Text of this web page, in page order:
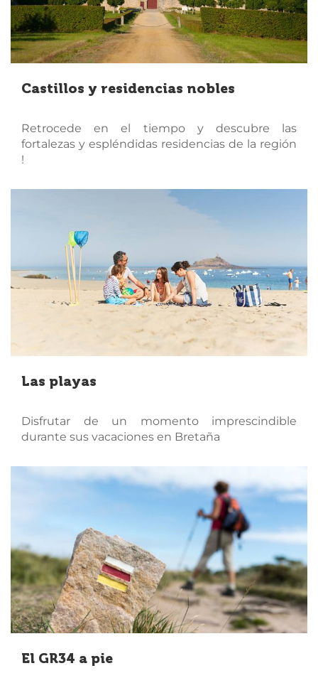
Castillos y residencias nobles
Retrocede en el tiempo y descubre las
fortalezas y espléndidas residencias de la región
!
Las playas
Disfrutar de un momento imprescindible
durante sus vacaciones en Bretaña
El GR34 a pie